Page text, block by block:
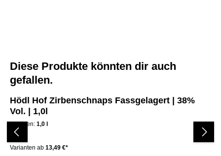
Produktgalerie überspringen
Diese Produkte könnten dir auch
gefallen.
Hödl Hof Zirbenschnaps Fassgelagert | 38%
Vol. | 1,0l
Volumen: 1,0 l
Varianten ab 13,49 €*